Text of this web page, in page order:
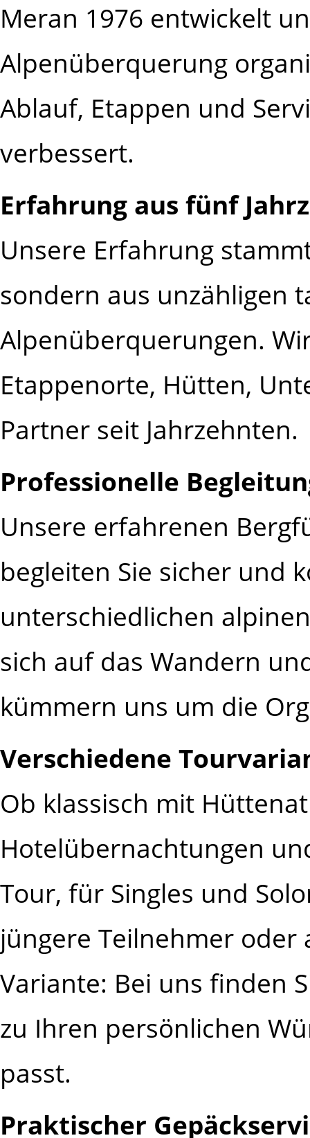
Meran 1976 entwickelt
Alpenüberquerung
Ablauf, Etappen und
verbessert.
Erfahrung aus fünf
Unsere Erfahrung
sondern aus unzähligen
Alpenüberquerungen.
Etappenorte, Hütten,
Partner seit Jahrzehnten.
Professionelle
Unsere erfahrenen
begleiten Sie sicher und
unterschiedlichen
sich auf das Wandern
kümmern uns um die
Verschiedene
Ob klassisch mit
Hotelübernachtungen
Tour, für Singles und
jüngere Teilnehmer oder
Variante: Bei uns finden
zu Ihren persönlichen
passt.
Praktischer